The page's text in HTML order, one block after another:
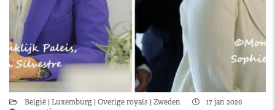
België Luxemburg Overige royals Zweden
17 jan 2026